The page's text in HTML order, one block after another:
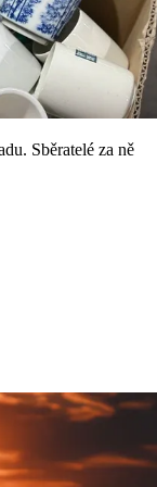
Sběratelé za ně